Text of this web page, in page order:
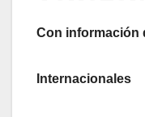
Con información
Internacionales